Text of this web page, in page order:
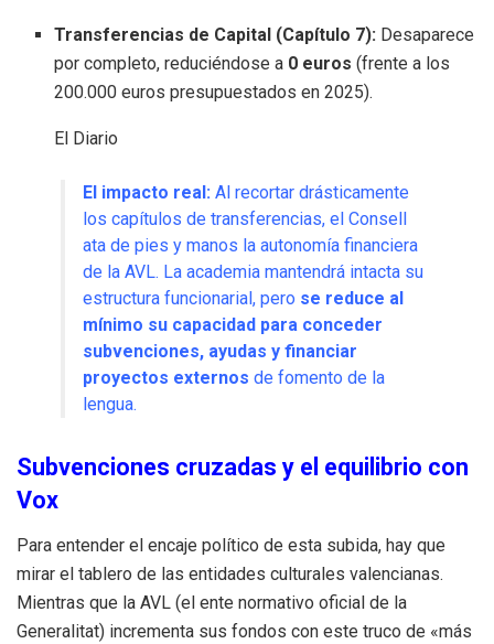
Transferencias de Capital (Capítulo 7): Desaparece
por completo, reduciéndose a 0 euros (frente a los
200.000 euros presupuestados en 2025).
El Diario
El impacto real: Al recortar drásticamente
los capítulos de transferencias, el Consell
ata de pies y manos la autonomía financiera
de la AVL. La academia mantendrá intacta su
estructura funcionarial, pero se reduce al
mínimo su capacidad para conceder
subvenciones, ayudas y financiar
proyectos externos de fomento de la
lengua.
Subvenciones cruzadas y el equilibrio con
Vox
Para entender el encaje político de esta subida, hay que
mirar el tablero de las entidades culturales valencianas.
Mientras que la AVL (el ente normativo oficial de la
Generalitat) incrementa sus fondos con este truco de «más